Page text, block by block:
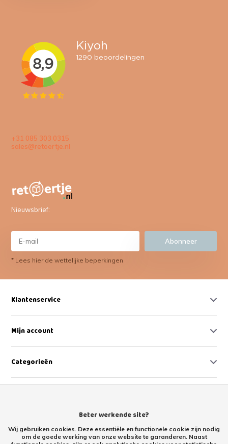
+31 085 303 0315
sales@retoertje.nl
Nieuwsbrief:
Abonneer
* Lees hier de wettelijke beperkingen
Klantenservice
Mijn account
Categorieën
Beter werkende site?
Wij gebruiken cookies. Deze essentiële en functionele cookie zijn nodig
om de goede werking van onze website te garanderen. Naast